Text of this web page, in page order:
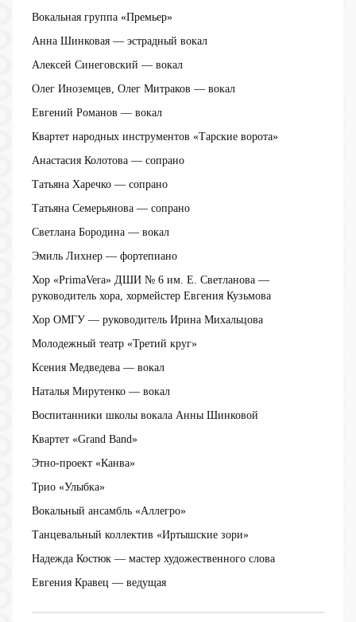
Вокальная группа «Премьер»
Анна Шинковая — эстрадный вокал
Алексей Синеговский — вокал
Олег Иноземцев, Олег Митраков — вокал
Евгений Романов — вокал
Квартет народных инструментов «Тарские ворота»
Анастасия Колотова — сопрано
Татьяна Харечко — сопрано
Татьяна Семерьянова — сопрано
Светлана Бородина — вокал
Эмиль Лихнер — фортепиано
Хор «PrimaVera» ДШИ № 6 им. Е. Светланова —
руководитель хора, хормейстер Евгения Кузьмова
Хор ОМГУ — руководитель Ирина Михальцова
Молодежный театр «Третий круг»
Ксения Медведева — вокал
Наталья Мирутенко — вокал
Воспитанники школы вокала Анны Шинковой
Квартет «Grand Band»
Этно-проект «Канва»
Трио «Улыбка»
Вокальный ансамбль «Аллегро»
Танцевальный коллектив «Иртышские зори»
Надежда Костюк — мастер художественного слова
Евгения Кравец — ведущая